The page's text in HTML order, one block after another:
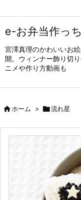
e-お弁当作っ
宮澤真理のかわいいお
開。ウィンナー飾り切
ニメや作り方動画も
ホーム > 流れ星